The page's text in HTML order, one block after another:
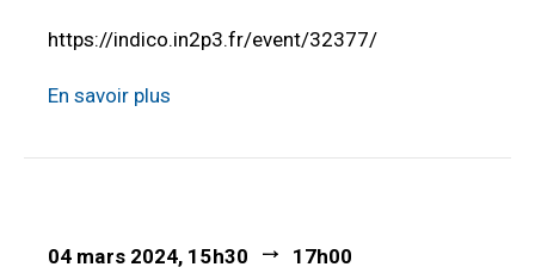
https://indico.in2p3.fr/event/32377/
En savoir plus
04 mars 2024, 15h30 17h00